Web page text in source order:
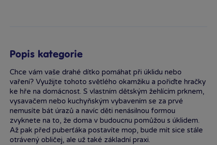
Popis kategorie
Chce vám vaše drahé dítko pomáhat při úklidu nebo
vaření? Využijte tohoto světlého okamžiku a pořiďte hračky
ke hře na domácnost. S vlastním dětským žehlícím prknem,
vysavačem nebo kuchyňským vybavením se za prvé
nemusíte bát úrazů a navíc děti nenásilnou formou
zvyknete na to, že doma v budoucnu pomůžou s úklidem.
Až pak před puberťáka postavíte mop, bude mít sice stále
otrávený obličej, ale už také základní praxi.